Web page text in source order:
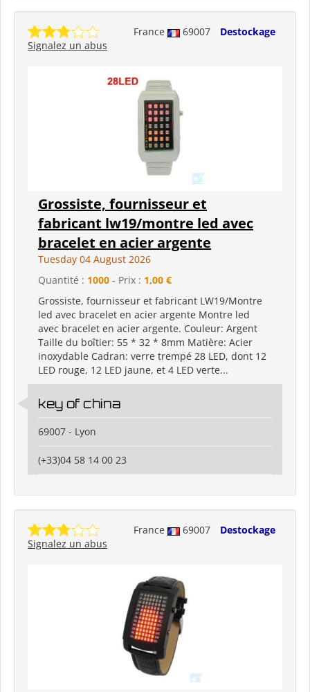
France 69007
Destockage
Signalez un abus
Grossiste, fournisseur et
fabricant lw19/montre led avec
bracelet en acier argente
Tuesday 04 August 2026
Quantité : 1000 - Prix : 1,00 €
Grossiste, fournisseur et fabricant LW19/Montre
led avec bracelet en acier argente Montre led
avec bracelet en acier argente. Couleur: Argent
Taille du boîtier: 55 * 32 * 8mm Matière: Acier
inoxydable Cadran: verre trempé 28 LED, dont 12
LED rouge, 12 LED jaune, et 4 LED verte...
key of china
69007 - Lyon
(+33)04 58 14 00 23
France 69007
Destockage
Signalez un abus